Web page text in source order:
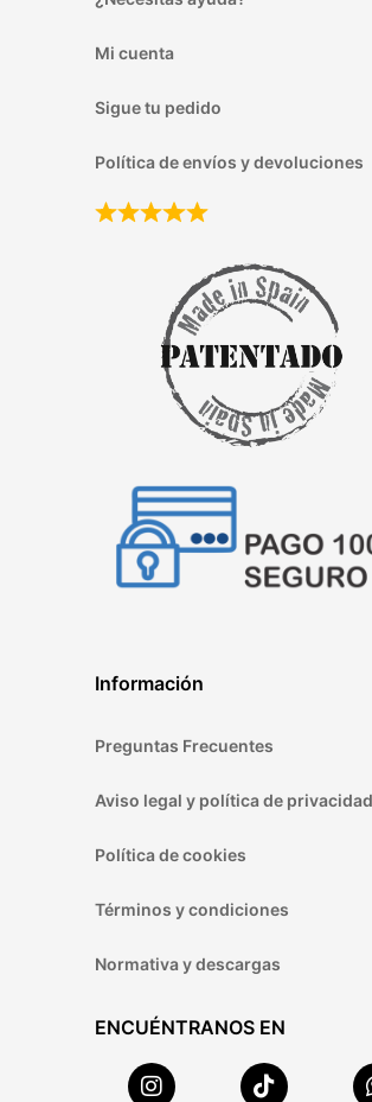
Mi cuenta
Sigue tu pedido
Política de envíos y devoluciones
Información
Preguntas Frecuentes
Aviso legal y política de privacidad
Política de cookies
Términos y condiciones
Normativa y descargas
ENCUÉNTRANOS EN